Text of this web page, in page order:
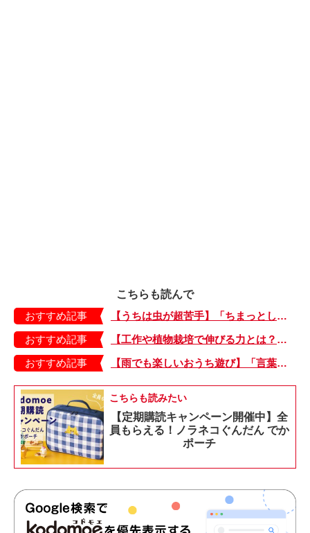
こちらも読んで
おすすめ記事
【うちは虫が超苦手】「ちまっとした虫にも大騒ぎ！」「可愛い系の虫……でも逃げる！」教えて！ みんなの虫ギライエピソード
おすすめ記事
【工作や植物栽培で伸びる力とは？】「非認知能力」を養う、おうちで楽しむ創作あそび・おうちあそび図鑑5
おすすめ記事
【雨でも楽しいおうち遊び】「言葉あそび」で伸ばす表現力や想像力・おうちあそび図鑑4
こちらも読みたい
【定期購読キャンペーン開催中】全
員もらえる！ノラネコぐんだん でか
ポーチ